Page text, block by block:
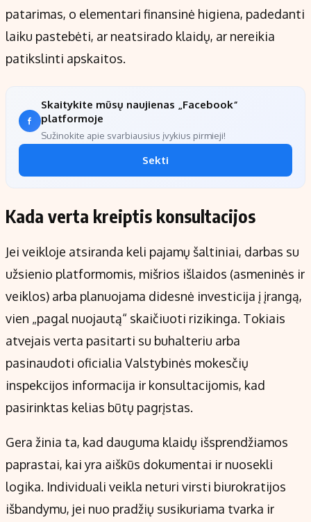
patarimas, o elementari finansinė higiena, padedanti
laiku pastebėti, ar neatsirado klaidų, ar nereikia
patikslinti apskaitos.
Skaitykite mūsų naujienas „Facebook“
platformoje
Sužinokite apie svarbiausius įvykius pirmieji!
Sekti
Kada verta kreiptis konsultacijos
Jei veikloje atsiranda keli pajamų šaltiniai, darbas su
užsienio platformomis, mišrios išlaidos (asmeninės ir
veiklos) arba planuojama didesnė investicija į įrangą,
vien „pagal nuojautą“ skaičiuoti rizikinga. Tokiais
atvejais verta pasitarti su buhalteriu arba
pasinaudoti oficialia Valstybinės mokesčių
inspekcijos informacija ir konsultacijomis, kad
pasirinktas kelias būtų pagrįstas.
Gera žinia ta, kad dauguma klaidų išsprendžiamos
paprastai, kai yra aiškūs dokumentai ir nuosekli
logika. Individuali veikla neturi virsti biurokratijos
išbandymu, jei nuo pradžių susikuriama tvarka ir